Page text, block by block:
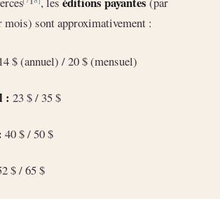
sont approximativement :
14 $ (annuel) / 20 $ (mensuel)
: 23 $ / 35 $
40 $ / 50 $
$ / 65 $